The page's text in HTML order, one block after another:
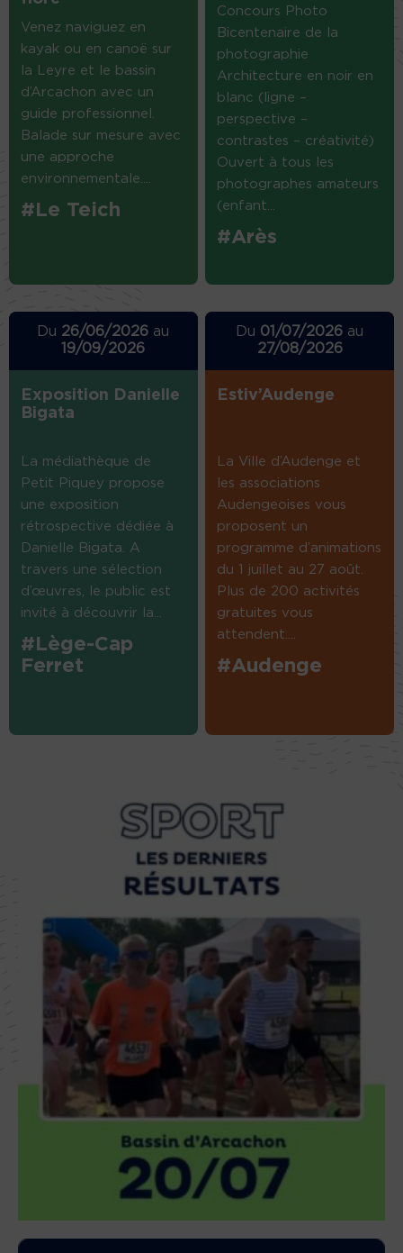
Venez naviguez en
kayak ou en canoë sur
la Leyre et le bassin
d’Arcachon avec un
guide professionnel.
Balade sur mesure avec
une approche
environnementale....
#Le Teich
Concours Photo
Bicentenaire de la
photographie
Architecture en noir en
blanc (ligne –
perspective –
contrastes – créativité)
Ouvert à tous les
photographes amateurs
(enfant...
#Arès
Du 26/06/2026 au
19/09/2026
Exposition Danielle
Bigata
La médiathèque de
Petit Piquey propose
une exposition
rétrospective dédiée à
Danielle Bigata. A
travers une sélection
d’œuvres, le public est
invité à découvrir la...
#Lège-Cap
Ferret
Du 01/07/2026 au
27/08/2026
Estiv’Audenge
La Ville d’Audenge et
les associations
Audengeoises vous
proposent un
programme d’animations
du 1 juillet au 27 août.
Plus de 200 activités
gratuites vous
attendent....
#Audenge